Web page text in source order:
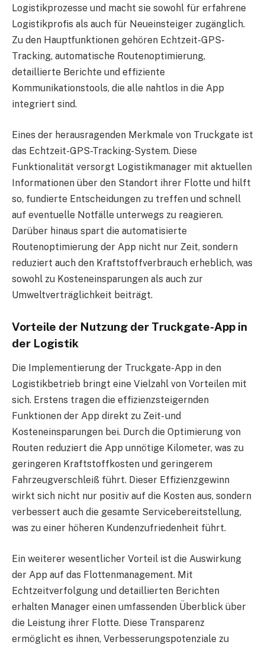
Logistikprozesse und macht sie sowohl für erfahrene
Logistikprofis als auch für Neueinsteiger zugänglich.
Zu den Hauptfunktionen gehören Echtzeit-GPS-
Tracking, automatische Routenoptimierung,
detaillierte Berichte und effiziente
Kommunikationstools, die alle nahtlos in die App
integriert sind.
Eines der herausragenden Merkmale von Truckgate ist
das Echtzeit-GPS-Tracking-System. Diese
Funktionalität versorgt Logistikmanager mit aktuellen
Informationen über den Standort ihrer Flotte und hilft
so, fundierte Entscheidungen zu treffen und schnell
auf eventuelle Notfälle unterwegs zu reagieren.
Darüber hinaus spart die automatisierte
Routenoptimierung der App nicht nur Zeit, sondern
reduziert auch den Kraftstoffverbrauch erheblich, was
sowohl zu Kosteneinsparungen als auch zur
Umweltverträglichkeit beiträgt.
Vorteile der Nutzung der Truckgate-App in
der Logistik
Die Implementierung der Truckgate-App in den
Logistikbetrieb bringt eine Vielzahl von Vorteilen mit
sich. Erstens tragen die effizienzsteigernden
Funktionen der App direkt zu Zeit- und
Kosteneinsparungen bei. Durch die Optimierung von
Routen reduziert die App unnötige Kilometer, was zu
geringeren Kraftstoffkosten und geringerem
Fahrzeugverschleiß führt. Dieser Effizienzgewinn
wirkt sich nicht nur positiv auf die Kosten aus, sondern
verbessert auch die gesamte Servicebereitstellung,
was zu einer höheren Kundenzufriedenheit führt.
Ein weiterer wesentlicher Vorteil ist die Auswirkung
der App auf das Flottenmanagement. Mit
Echtzeitverfolgung und detaillierten Berichten
erhalten Manager einen umfassenden Überblick über
die Leistung ihrer Flotte. Diese Transparenz
ermöglicht es ihnen, Verbesserungspotenziale zu